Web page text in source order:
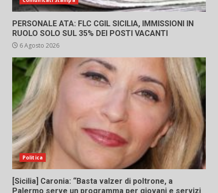
PERSONALE ATA: FLC CGIL SICILIA, IMMISSIONI IN
RUOLO SOLO SUL 35% DEI POSTI VACANTI
6 Agosto 2026
Politica
[Sicilia] Caronia: “Basta valzer di poltrone, a
Palermo serve un programma per giovani e servizi